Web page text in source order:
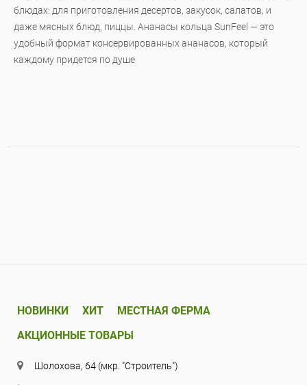
блюдах: для приготовления десертов, закусок, салатов, и
даже мясных блюд, пиццы. Ананасы кольца SunFeel — это
удобный формат консервированных ананасов, который
каждому придется по душе
НОВИНКИ ХИТ
МЕСТНАЯ ФЕРМА
АКЦИОННЫЕ ТОВАРЫ
Шолохова, 64 (мкр. "Строитель")